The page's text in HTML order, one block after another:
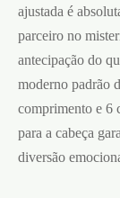
ajustada é
parceiro no
antecipação do
moderno padrão
comprimento e 6
para a cabeça
diversão